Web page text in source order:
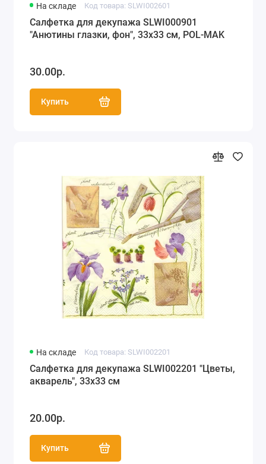
На складе Код товара: SLWI002601
Салфетка для декупажа SLWI000901
"Анютины глазки, фон", 33х33 см, POL-MAK
30.00р.
Купить
На складе Код товара: SLWI002201
Салфетка для декупажа SLWI002201 "Цветы,
акварель", 33х33 см
20.00р.
Купить